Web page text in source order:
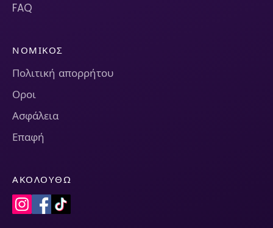
FAQ
ΝΟΜΙΚΌΣ
Πολιτική απορρήτου
Οροι
Ασφάλεια
Επαφή
ΑΚΟΛΟΥΘΏ